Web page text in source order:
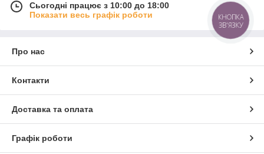
Сьогодні працює з 10:00 до 18:00
Показати весь графік роботи
Про нас
Контакти
Доставка та оплата
Графік роботи
КНОПКА
ЗВ'ЯЗКУ